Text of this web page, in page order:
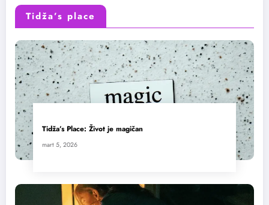
Tidža’s place
Tidža’s Place: Život je magičan
mart 5, 2026